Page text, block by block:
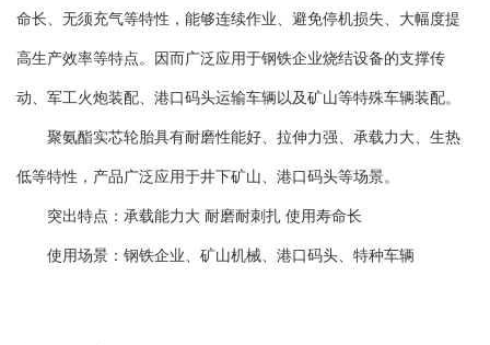
命长、无须充气等特性，能够连续作业、避免停机损失、大幅度提
高生产效率等特点。因而广泛应用于钢铁企业烧结设备的支撑传
动、军工火炮装配、港口码头运输车辆以及矿山等特殊车辆装配。
聚氨酯实芯轮胎具有耐磨性能好、拉伸力强、承载力大、生热
低等特性，产品广泛应用于井下矿山、港口码头等场景。
突出特点：承载能力大 耐磨耐刺扎 使用寿命长
使用场景：钢铁企业、矿山机械、港口码头、特种车辆